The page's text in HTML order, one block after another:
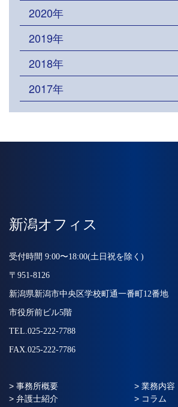
2020年
2019年
2018年
2017年
新潟オフィス
受付時間 9:00〜18:00(土日祝を除く)
〒951-8126
新潟県新潟市中央区学校町通一番町12番地
市役所前ビル5階
TEL.025-222-7788
FAX.025-222-7786
> 事務所概要
> 業務内容
> 弁護士紹介
> コラム